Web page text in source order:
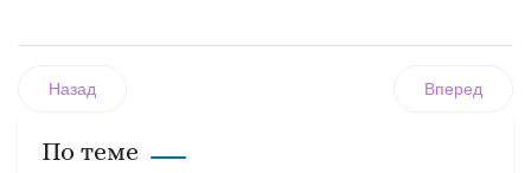
Назад Вперед
По теме